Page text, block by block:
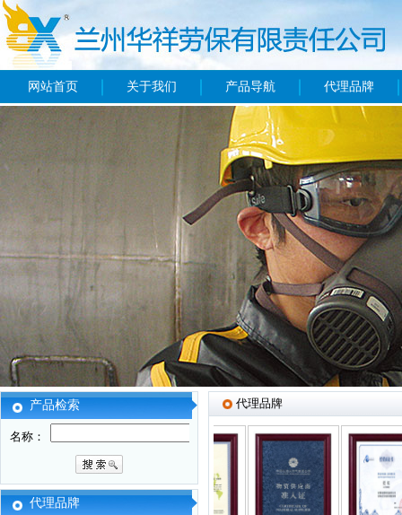
网站首页 关于我们 产品导航 代理品牌
产品检索
名称：
代理品牌
代理品牌